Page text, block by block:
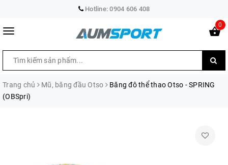
Hotline:0904 606 408
0
Trang chủ Mũ, băng đầu Otso
Băng đô thể thao Otso - SPRING
(OBSpri)